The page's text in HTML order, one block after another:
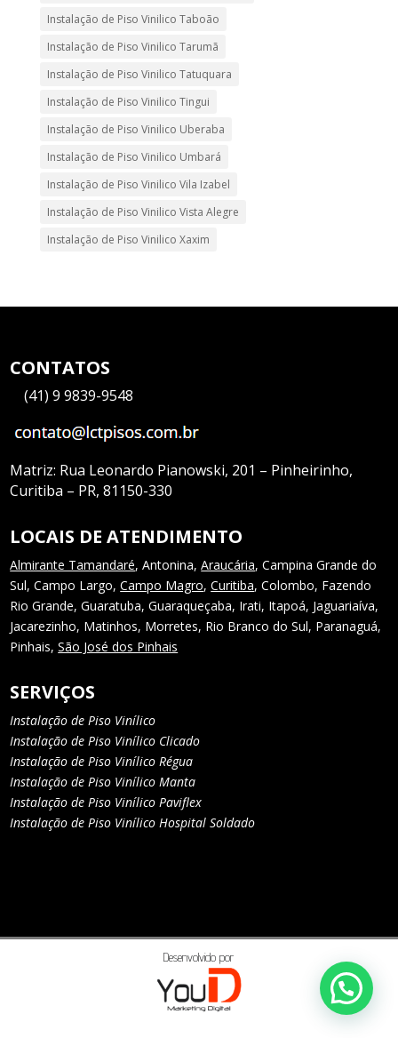
Instalação de Piso Vinilico Taboão
Instalação de Piso Vinilico Tarumã
Instalação de Piso Vinilico Tatuquara
Instalação de Piso Vinilico Tingui
Instalação de Piso Vinilico Uberaba
Instalação de Piso Vinilico Umbará
Instalação de Piso Vinilico Vila Izabel
Instalação de Piso Vinilico Vista Alegre
Instalação de Piso Vinilico Xaxim
CONTATOS
—(41) 9 9839-9548
Matriz: Rua Leonardo Pianowski, 201 – Pinheirinho,
Curitiba – PR, 81150-330
LOCAIS DE ATENDIMENTO
Almirante Tamandaré, Antonina,Araucária, Campina Grande do
Sul, Campo Largo,Campo Magro,Curitiba, Colombo, Fazendo
Rio Grande, Guaratuba, Guaraqueçaba, Irati, Itapoá, Jaguariaíva,
Jacarezinho, Matinhos, Morretes, Rio Branco do Sul, Paranaguá,
Pinhais,São José dos Pinhais
SERVIÇOS
Instalação de Piso Vinílico
Instalação de Piso Vinílico Clicado
Instalação de Piso Vinílico Régua
Instalação de Piso Vinílico Manta
Instalação de Piso Vinílico Paviflex
Instalação de Piso Vinílico Hospital Soldado
Desenvolvido por